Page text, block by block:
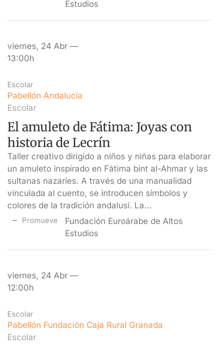
Estudios
viernes, 24 Abr —
13:00h
Escolar
Pabellón Andalucía
Escolar
El amuleto de Fátima: Joyas con
historia de Lecrín
Taller creativo dirigido a niños y niñas para elaborar
un amuleto inspirado en Fátima bint al-Ahmar y las
sultanas nazaríes. A través de una manualidad
vinculada al cuento, se introducen símbolos y
colores de la tradición andalusí. La…
Promueve
Fundación Euroárabe de Altos
Estudios
viernes, 24 Abr —
12:00h
Escolar
Pabellón Fundación Caja Rural Granada
Escolar